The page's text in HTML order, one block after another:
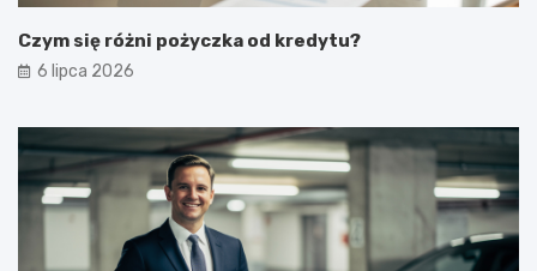
Czym się różni pożyczka od kredytu?
6 lipca 2026